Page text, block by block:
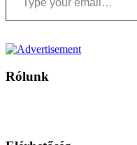
Rólunk